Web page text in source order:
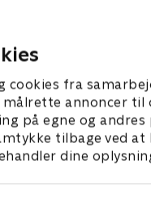
cookies fra
annoncer til
på egne og
tilbage ved at
dine